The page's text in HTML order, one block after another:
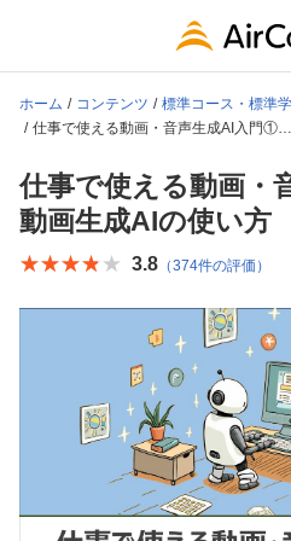
ホーム コンテンツ
仕事で使える動画・音声生成AI入門①動画生成AIの使い方
仕事で使える動画・
動画生成AIの使い方
★★★★★
★★★★★ 3.8 （374件の評価）